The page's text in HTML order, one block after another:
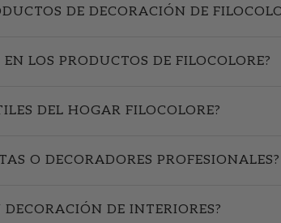
DE DECORACIÓN DE
LOS PRODUCTOS DE FILOCOLORE?
DEL HOGAR FILOCOLORE?
O DECORADORES PROFESIONALES?
DE INTERIORES?